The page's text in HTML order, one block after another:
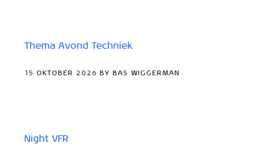
Thema Avond Techniek
15 OKTOBER 2026 BY BAS WIGGERMAN
Night VFR